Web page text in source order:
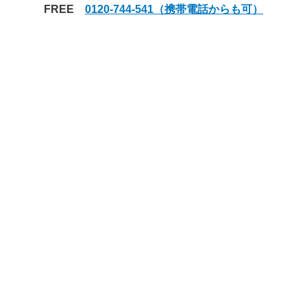
FREE 0120-744-541（携帯電話からも可）